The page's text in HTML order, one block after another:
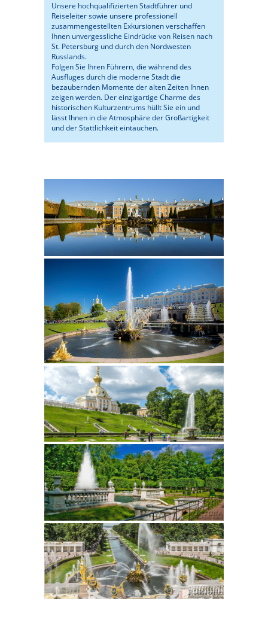
Unsere hochqualifizierten Stadtführer und
Reiseleiter sowie unsere professionell
zusammengestellten Exkursionen verschaffen
Ihnen unvergessliche Eindrücke von Reisen nach
St. Petersburg und durch den Nordwesten
Russlands.
Folgen Sie Ihren Führern, die während des
Ausfluges durch die moderne Stadt die
bezaubernden Momente der alten Zeiten Ihnen
zeigen werden. Der einzigartige Charme des
historischen Kulturzentrums hüllt Sie ein und
lässt Ihnen in die Atmosphäre der Großartigkeit
und der Stattlichkeit eintauchen.